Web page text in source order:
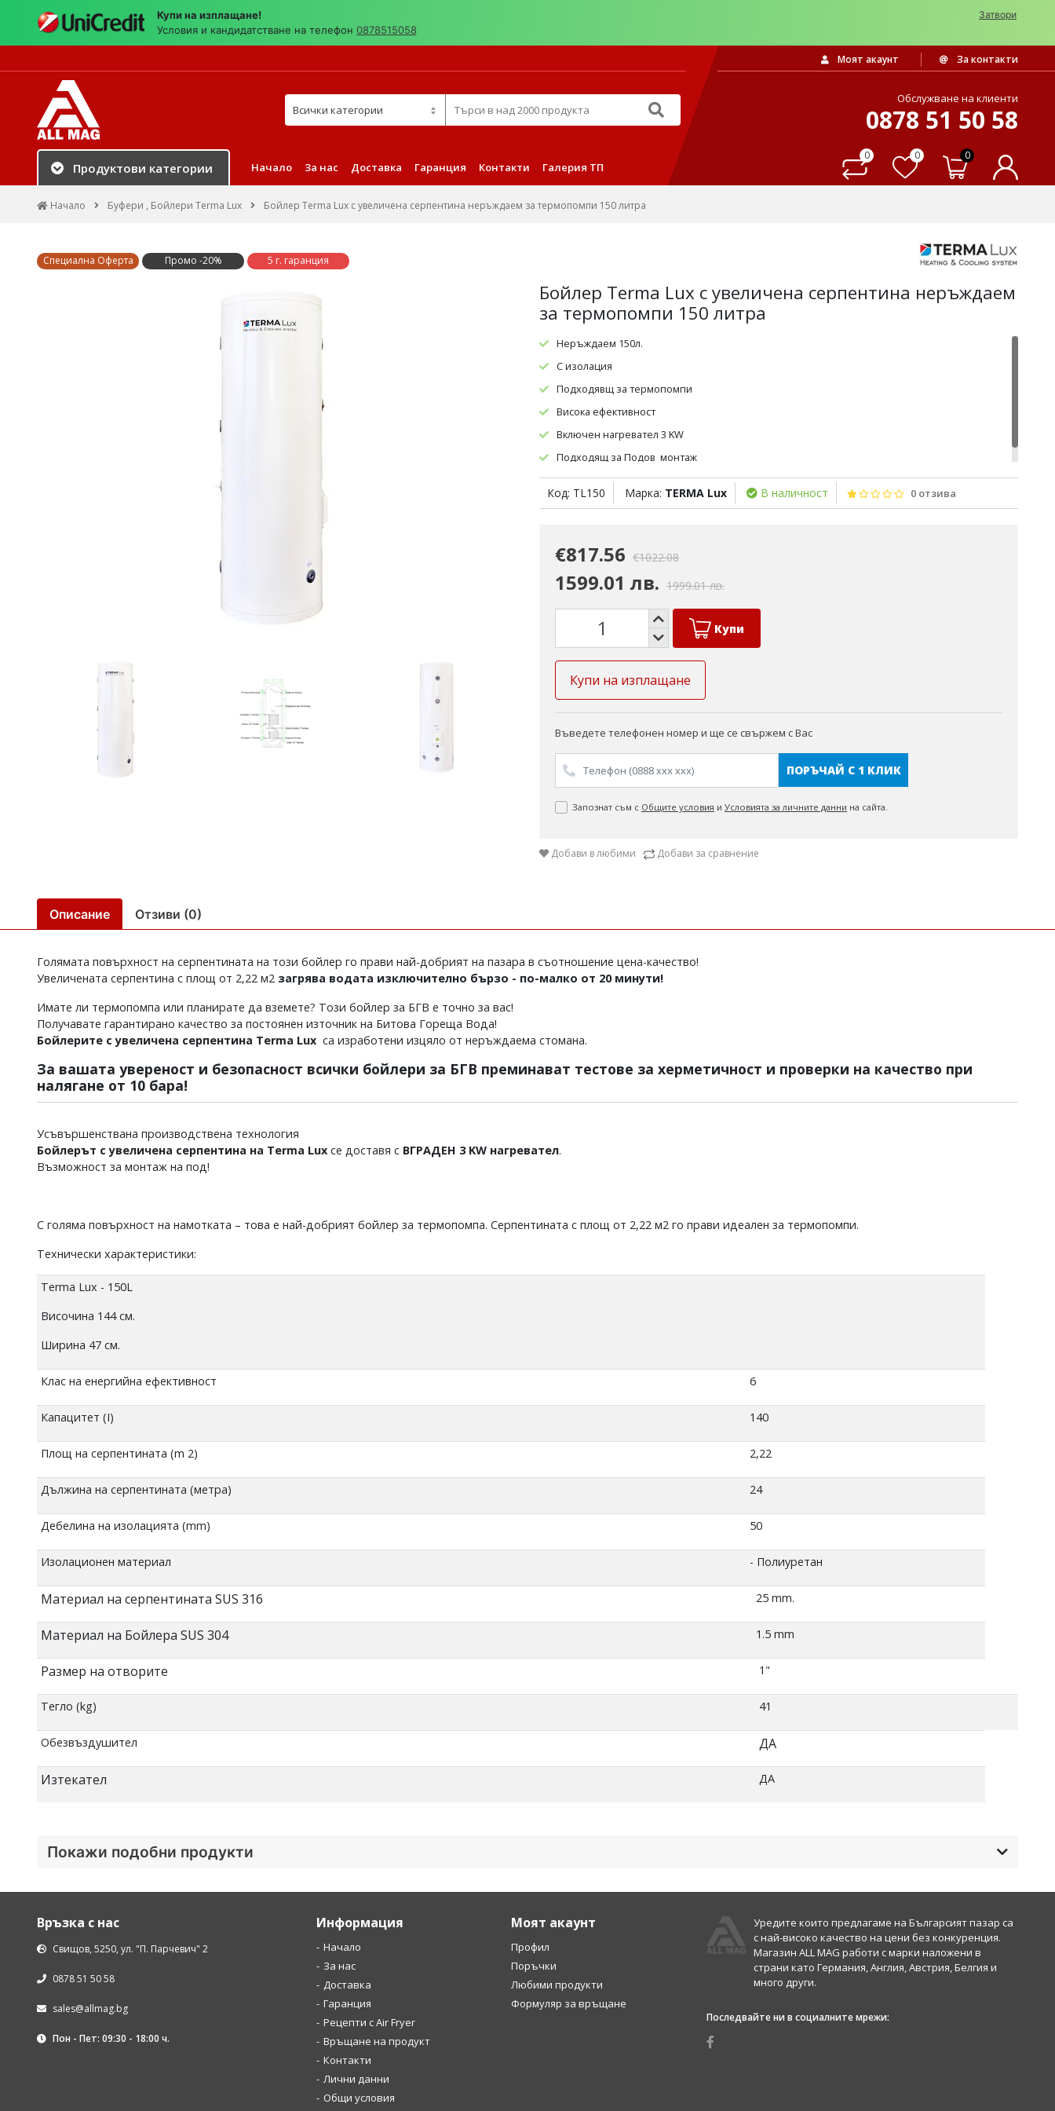
Купи на изплащане!
Условия и кандидатстване на телефон 0878515058
Затвори
Моят акаунт За контакти
Търси в над 2000 продукта Обслужване на клиенти
0878 51 50 58
Продуктови категории Начало За нас Доставка Гаранция Контакти Галерия ТП
0 0 0
Начало Буфери , Бойлери Terma Lux Бойлер Terma Lux с увеличена серпентина неръждаем за термопомпи 150 литра
Специална Оферта Промо -20% 5 г. гаранция
Бойлер Terma Lux с увеличена серпентина неръждаем
за термопомпи 150 литра
Неръждаем 150л.
С изолация
Подходявщ за термопомпи
Висока ефективност
Включен нагревател 3 KW
Подходящ за Подов монтаж
Код: TL150 Марка: TERMA Lux В наличност 0 отзива
€817.56 €1022.08
1599.01 лв. 1999.01 лв.
Купи
Купи на изплащане
Въведете телефонен номер и ще се свържем с Вас
ПОРЪЧАЙ С 1 КЛИК
Запознат съм с Общите условия и Условията за личните данни на сайта.
Добави в любими Добави за сравнение
Описание Отзиви (0)
Голямата повърхност на серпентината на този бойлер го прави най-добрият на пазара в съотношение цена-качество!
Увеличената серпентина с площ от 2,22 м2 загрява водата изключително бързо - по-малко от 20 минути!
Имате ли термопомпа или планирате да вземете? Този бойлер за БГВ е точно за вас!
Получавате гарантирано качество за постоянен източник на Битова Гореща Вода!
Бойлерите с увеличена серпентина Terma Lux са изработени изцяло от неръждаема стомана.
За вашата увереност и безопасност всички бойлери за БГВ преминават тестове за херметичност и проверки на качество при
налягане от 10 бара!
Усъвършенствана производствена технология
Бойлерът с увеличена серпентина на Terma Lux се доставя с ВГРАДЕН 3 KW нагревател.
Възможност за монтаж на под!
С голяма повърхност на намотката – това е най-добрият бойлер за термопомпа. Серпентината с площ от 2,22 м2 го прави идеален за термопомпи.
Технически характеристики:
Terma Lux - 150L
Височина 144 см.
Ширина 47 см.
Клас на енергийна ефективност 6
Капацитет (I) 140
Площ на серпентината (m 2) 2,22
Дължина на серпентината (метра) 24
Дебелина на изолацията (mm) 50
Изолационен материал - Полиуретан
Материал на серпентината SUS 316 25 mm.
Mатериал на Бойлера SUS 304 1.5 mm
Размер на отворите 1"
Тегло (kg) 41
Обезвъздушител ДА
Изтекател ДА
Покажи подобни продукти
Връзка с нас
Свищов, 5250, ул. "П. Парчевич" 2
0878 51 50 58
sales@allmag.bg
Пон - Пет: 09:30 - 18:00 ч.
Информация
Начало
За нас
Доставка
Гаранция
Рецепти с Air Fryer
Връщане на продукт
Контакти
Лични данни
Общи условия
Моят акаунт
Профил
Поръчки
Любими продукти
Формуляр за връщане
Уредите които предлагаме на Българсият пазар са
с най-високо качество на цени без конкуренция.
Магазин ALL MAG работи с марки наложени в
страни като Германия, Англия, Австрия, Белгия и
много други.
Последвайте ни в социалните мрежи: